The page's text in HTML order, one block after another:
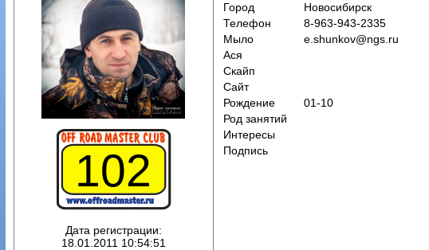
102
Дата регистрации:
18.01.2011 10:54:51
Город
Новосибирск
Телефон
8-963-943-2335
Мыло
e.shunkov@ngs.ru
Ася
Скайп
Сайт
Рождение
01-10
Род занятий
Интересы
Подпись